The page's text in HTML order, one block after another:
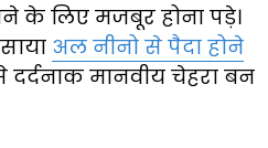
के लिए मजबूर होना पड़े।
अल नीनो से पैदा होने
मानवीय चेहरा बन